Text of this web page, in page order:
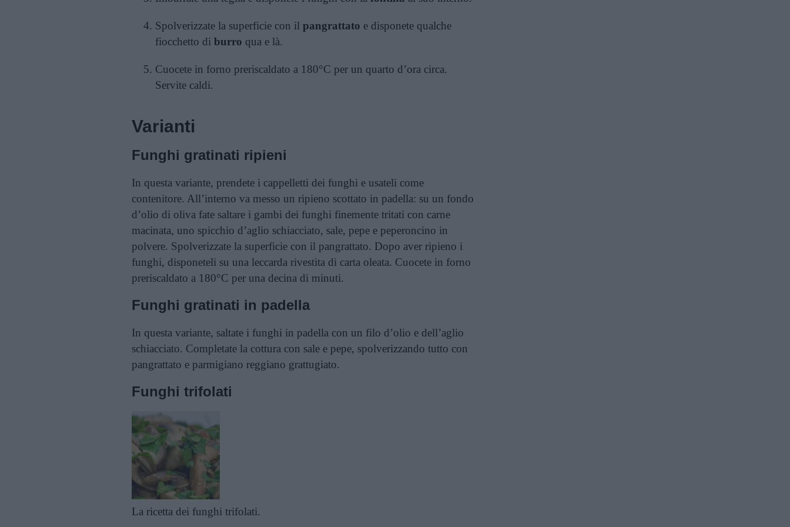
Spolverizzate la superficie con il pangrattato e disponete qualche
fiocchetto di burro qua e là.
Cuocete in forno preriscaldato a 180°C per un quarto d’ora circa.
Servite caldi.
Varianti
Funghi gratinati ripieni
In questa variante, prendete i cappelletti dei funghi e usateli come
contenitore. All’interno va messo un ripieno scottato in padella: su un fondo
d’olio di oliva fate saltare i gambi dei funghi finemente tritati con carne
macinata, uno spicchio d’aglio schiacciato, sale, pepe e peperoncino in
polvere. Spolverizzate la superficie con il pangrattato. Dopo aver ripieno i
funghi, disponeteli su una leccarda rivestita di carta oleata. Cuocete in forno
preriscaldato a 180°C per una decina di minuti.
Funghi gratinati in padella
In questa variante, saltate i funghi in padella con un filo d’olio e dell’aglio
schiacciato. Completate la cottura con sale e pepe, spolverizzando tutto con
pangrattato e parmigiano reggiano grattugiato.
Funghi trifolati
La ricetta dei funghi trifolati.